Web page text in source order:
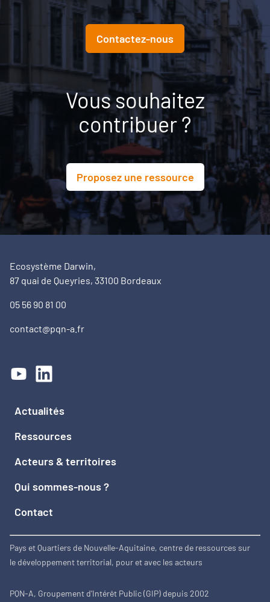
Contactez-nous
Vous souhaitez
contribuer ?
Proposez une ressource
Ecosystème Darwin,
87 quai de Queyries, 33100 Bordeaux
05 56 90 81 00
contact@pqn-a.fr
Actualités
Ressources
Acteurs & territoires
Qui sommes-nous ?
Contact
Pays et Quartiers de Nouvelle-Aquitaine, centre de ressources sur
le développement territorial, pour et avec les acteurs
PQN-A, Groupement d'Intérêt Public (GIP) depuis 2002